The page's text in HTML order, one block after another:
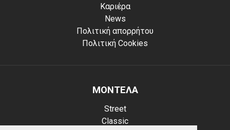
Καριέρα
News
Πολιτική απορρήτου
Πολιτική Cookies
ΜΟΝΤΕΛΑ
Street
Classic